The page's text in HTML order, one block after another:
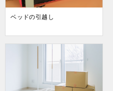
ベッドの引越し